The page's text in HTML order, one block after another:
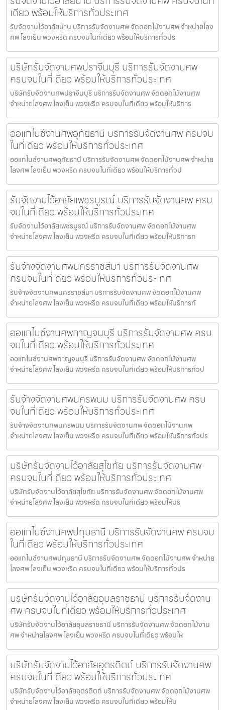
เดียว พร้อมให้บริการทั่วประเทศ
รับจัดงานไว้อาลัยน่าน บริการรับจัดงานศพ จัดดอกไม้งานศพ จำหน่ายโลง
ศพ โลงเย็น พวงหรีด ครบจบในที่เดียว พร้อมให้บริการทั่วปร
บริษัทรับจัดงานศพปราจีนบุรี บริการรับจัดงานศพ
ครบจบในที่เดียว พร้อมให้บริการทั่วประเทศ
บริษัทรับจัดงานศพปราจีนบุรี บริการรับจัดงานศพ จัดดอกไม้งานศพ
จำหน่ายโลงศพ โลงเย็น พวงหรีด ครบจบในที่เดียว พร้อมให้บริการ
ออแกไนซ์งานศพอุทัยธานี บริการรับจัดงานศพ ครบจบ
ในที่เดียว พร้อมให้บริการทั่วประเทศ
ออแกไนซ์งานศพอุทัยธานี บริการรับจัดงานศพ จัดดอกไม้งานศพ จำหน่าย
โลงศพ โลงเย็น พวงหรีด ครบจบในที่เดียว พร้อมให้บริการทั่วป
รับจัดงานไว้อาลัยเพชรบูรณ์ บริการรับจัดงานศพ ครบ
จบในที่เดียว พร้อมให้บริการทั่วประเทศ
รับจัดงานไว้อาลัยเพชรบูรณ์ บริการรับจัดงานศพ จัดดอกไม้งานศพ
จำหน่ายโลงศพ โลงเย็น พวงหรีด ครบจบในที่เดียว พร้อมให้บริการท
รับจ้างจัดงานศพนครราชสีมา บริการรับจัดงานศพ
ครบจบในที่เดียว พร้อมให้บริการทั่วประเทศ
รับจ้างจัดงานศพนครราชสีมา บริการรับจัดงานศพ จัดดอกไม้งานศพ
จำหน่ายโลงศพ โลงเย็น พวงหรีด ครบจบในที่เดียว พร้อมให้บริการทั
ออแกไนซ์งานศพกาญจนบุรี บริการรับจัดงานศพ ครบ
จบในที่เดียว พร้อมให้บริการทั่วประเทศ
ออแกไนซ์งานศพกาญจนบุรี บริการรับจัดงานศพ จัดดอกไม้งานศพ
จำหน่ายโลงศพ โลงเย็น พวงหรีด ครบจบในที่เดียว พร้อมให้บริการทั่วป
รับจ้างจัดงานศพนครพนม บริการรับจัดงานศพ ครบ
จบในที่เดียว พร้อมให้บริการทั่วประเทศ
รับจ้างจัดงานศพนครพนม บริการรับจัดงานศพ จัดดอกไม้งานศพ
จำหน่ายโลงศพ โลงเย็น พวงหรีด ครบจบในที่เดียว พร้อมให้บริการทั่วปร
บริษัทรับจัดงานไว้อาลัยสุโขทัย บริการรับจัดงานศพ
ครบจบในที่เดียว พร้อมให้บริการทั่วประเทศ
บริษัทรับจัดงานไว้อาลัยสุโขทัย บริการรับจัดงานศพ จัดดอกไม้งานศพ
จำหน่ายโลงศพ โลงเย็น พวงหรีด ครบจบในที่เดียว พร้อมให้บริ
ออแกไนซ์งานศพปทุมธานี บริการรับจัดงานศพ ครบจบ
ในที่เดียว พร้อมให้บริการทั่วประเทศ
ออแกไนซ์งานศพปทุมธานี บริการรับจัดงานศพ จัดดอกไม้งานศพ จำหน่าย
โลงศพ โลงเย็น พวงหรีด ครบจบในที่เดียว พร้อมให้บริการทั่วปร
บริษัทรับจัดงานไว้อาลัยอุบลราชธานี บริการรับจัดงาน
ศพ ครบจบในที่เดียว พร้อมให้บริการทั่วประเทศ
บริษัทรับจัดงานไว้อาลัยอุบลราชธานี บริการรับจัดงานศพ จัดดอกไม้งาน
ศพ จำหน่ายโลงศพ โลงเย็น พวงหรีด ครบจบในที่เดียว พร้อมให
บริษัทรับจัดงานไว้อาลัยอุตรดิตถ์ บริการรับจัดงานศพ
ครบจบในที่เดียว พร้อมให้บริการทั่วประเทศ
บริษัทรับจัดงานไว้อาลัยอุตรดิตถ์ บริการรับจัดงานศพ จัดดอกไม้งานศพ
จำหน่ายโลงศพ โลงเย็น พวงหรีด ครบจบในที่เดียว พร้อมให้บ